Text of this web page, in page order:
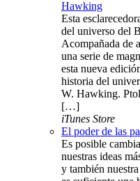
Hawking
Esta
del universo del
Acompañada de
una serie de
esta nueva
historia del
W. Hawking.
[…]
iTunes Store
El poder de las
Es posible
nuestras ideas
y también